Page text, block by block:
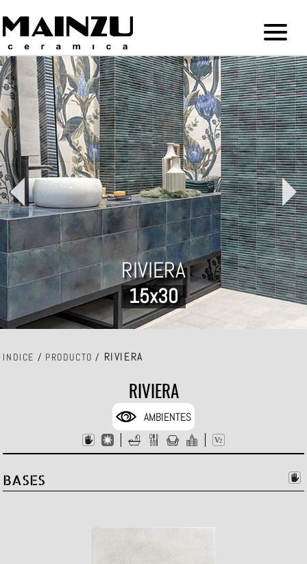
RIVIERA
15x30
INDICE / PRODUCTO / RIVIERA
RIVIERA
AMBIENTES
BASES